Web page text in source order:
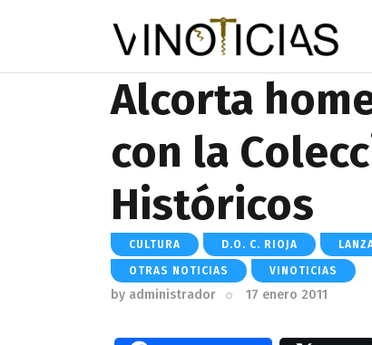
Alcorta
con la
Históricos
CULTURA D.O. C. RIOJA
OTRAS NOTICIAS VINOTICIAS
by administrador 17 enero 2011